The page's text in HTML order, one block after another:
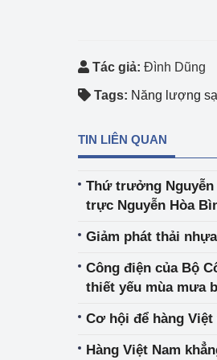
Tác giả: Đình Dũng
Tags: Năng lượng
TIN LIÊN QUAN
Thứ trưởng
trực Nguyễn Hòa
CHLB Đức
Giảm phát thải
Công điện của Bộ
thiết yếu mùa mưa
Cơ hội để hàng
Hàng Việt Nam